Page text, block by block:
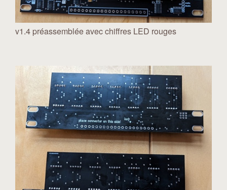
v1.4 préassemblée avec chiffres LED rouges